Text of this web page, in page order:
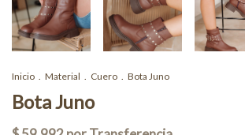
Inicio Material Cuero Bota Juno
Bota Juno